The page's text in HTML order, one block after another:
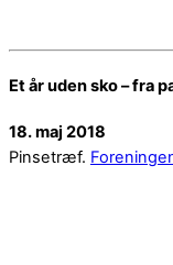
Et år uden sko – fra
18. maj 2018
Pinsetræf.